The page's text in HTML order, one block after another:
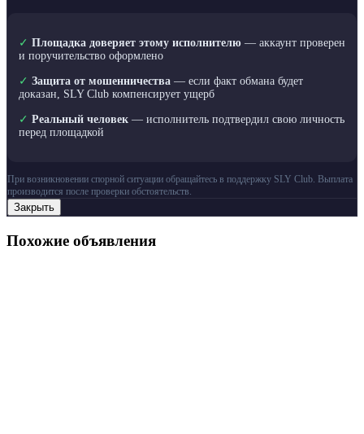
✓ Площадка доверяет этому исполнителю — аккаунт проверен
и поручительство оформлено
✓ Защита от мошенничества — если факт обмана будет
доказан, SLY Club компенсирует ущерб
✓ Реальный человек — исполнитель подтвердил свою личность
перед площадкой
При возникновении спорной ситуации обращайтесь в поддержку SLY Club. Выплата
производится после проверки обстоятельств.
Закрыть
Похожие объявления